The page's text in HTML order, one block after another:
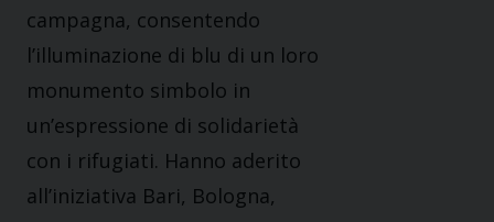
campagna, consentendo
l’illuminazione di blu di un loro
monumento simbolo in
un’espressione di solidarietà
con i rifugiati. Hanno aderito
all’iniziativa Bari, Bologna,